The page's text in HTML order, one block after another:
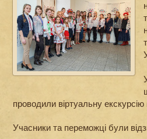
проводили віртуальну екскурсію
Учасники та переможці були